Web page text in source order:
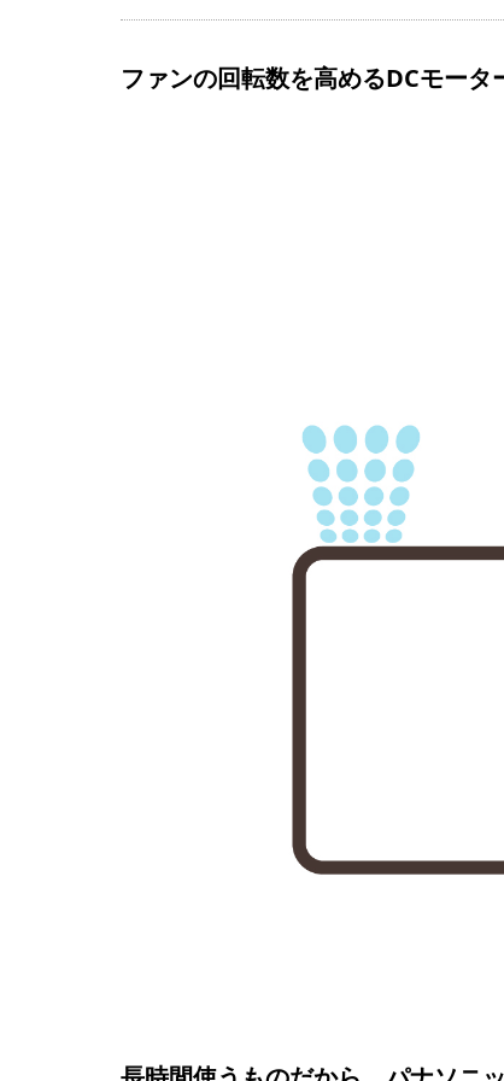
ファンの回転数を高めるDCモー